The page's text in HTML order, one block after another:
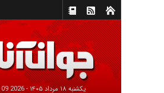
يکشنبه ۱۸ مرداد ۱۴۰۵ - 2026 August 09